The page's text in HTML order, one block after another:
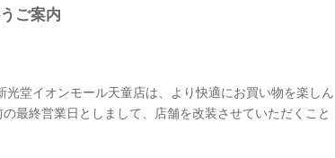
ご案内
堂イオンモール天童店は、より快適にお買い物を楽しん
の最終営業日としまして、店舗を改装させていただくこと